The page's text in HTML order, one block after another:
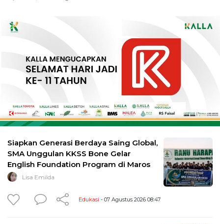
Siapkan Generasi Berdaya Saing Global,
SMA Unggulan KKSS Bone Gelar
English Foundation Program di Maros
Lisa Emilda
Edukasi - 07 Agustus 2026 08:47